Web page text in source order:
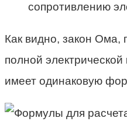
сопротивлению
Как видно, закон
полной
имеет одинаковую